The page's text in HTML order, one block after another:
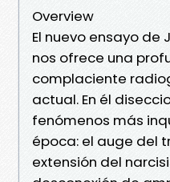
Overview
El nuevo ensayo de
nos ofrece una
complaciente
actual. En él
fenómenos más
época: el auge del
extensión del